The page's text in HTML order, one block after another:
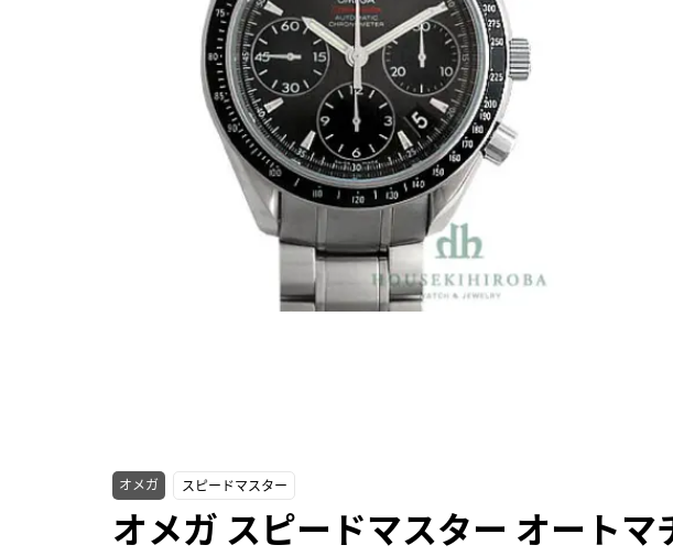
オメガ スピードマスター
オメガ スピードマスター オート